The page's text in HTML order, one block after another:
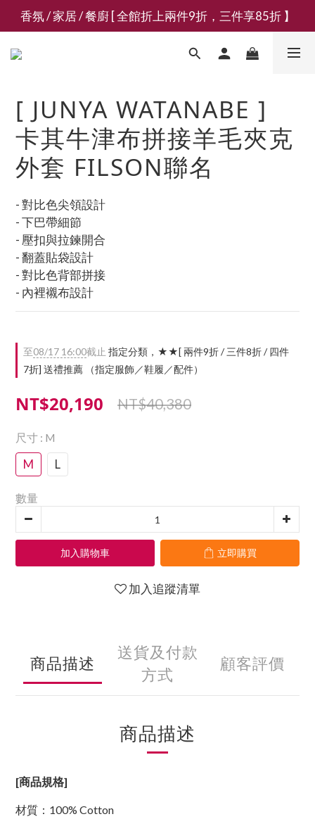
新會員募集現領抵用千元購物金
香氛 / 家居 / 餐廚 [ 全館折上兩件9折，三件享85折 】
新會員募集現領抵用千元購物金
[ JUNYA WATANABE ]
卡其牛津布拼接羊毛夾克
外套 FILSON聯名
- 對比色尖領設計
- 下巴帶細節
- 壓扣與拉鍊開合
- 翻蓋貼袋設計
- 對比色背部拼接
- 內裡襯布設計
至08/17 16:00截止 指定分類，★★[ 兩件9折 / 三件8折 / 四件
7折] 送禮推薦 （指定服飾／鞋履／配件）
NT$20,190 NT$40,380
尺寸 : M
M L
數量
加入購物車 立即購買
加入追蹤清單
商品描述
送貨及付款
方式
顧客評價
商品描述
[商品規格]
材質 ：100% Cotton